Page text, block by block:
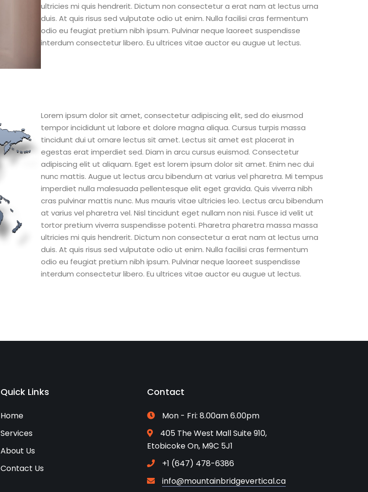
ultricies mi quis hendrerit. Dictum non consectetur a erat nam at lectus urna
duis. At quis risus sed vulputate odio ut enim. Nulla facilisi cras fermentum
odio eu feugiat pretium nibh ipsum. Pulvinar neque laoreet suspendisse
interdum consectetur libero. Eu ultrices vitae auctor eu augue ut lectus.
Lorem ipsum dolor sit amet, consectetur adipiscing elit, sed do eiusmod
tempor incididunt ut labore et dolore magna aliqua. Cursus turpis massa
tincidunt dui ut ornare lectus sit amet. Lectus sit amet est placerat in
egestas erat imperdiet sed. Diam in arcu cursus euismod. Consectetur
adipiscing elit ut aliquam. Eget est lorem ipsum dolor sit amet. Enim nec dui
nunc mattis. Augue ut lectus arcu bibendum at varius vel pharetra. Mi tempus
imperdiet nulla malesuada pellentesque elit eget gravida. Quis viverra nibh
cras pulvinar mattis nunc. Mus mauris vitae ultricies leo. Lectus arcu bibendum
at varius vel pharetra vel. Nisl tincidunt eget nullam non nisi. Fusce id velit ut
tortor pretium viverra suspendisse potenti. Pharetra pharetra massa massa
ultricies mi quis hendrerit. Dictum non consectetur a erat nam at lectus urna
duis. At quis risus sed vulputate odio ut enim. Nulla facilisi cras fermentum
odio eu feugiat pretium nibh ipsum. Pulvinar neque laoreet suspendisse
interdum consectetur libero. Eu ultrices vitae auctor eu augue ut lectus.
Quick Links
Home
Services
About Us
Contact Us
Contact
Mon - Fri: 8.00am 6.00pm
405 The West Mall Suite 910,
Etobicoke On, M9C 5J1
+1 (647) 478-6386
info@mountainbridgevertical.ca